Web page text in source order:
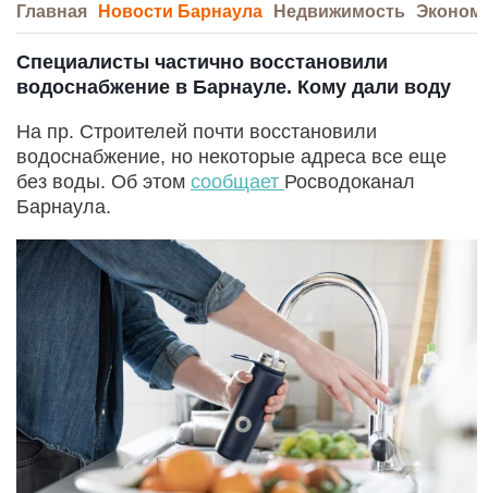
Главная Новости Барнаула Недвижимость
Специалисты частично восстановили
водоснабжение в Барнауле. Кому дали воду
На пр. Строителей почти восстановили
водоснабжение, но некоторые адреса все еще
без воды. Об этом сообщает Росводоканал
Барнаула.